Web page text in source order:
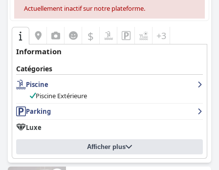
Actuellement inactif sur notre plateforme.
$ +3
Information
Catégories
Piscine
Piscine Extérieure
Parking
Luxe
Afficher plus